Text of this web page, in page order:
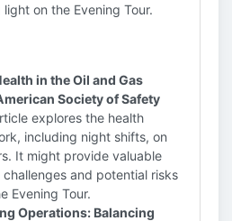
on the Evening Tour.
in the Oil and Gas
Society of Safety
explores the health
including night shifts, on
It might provide valuable
and potential risks
Evening Tour.
Operations: Balancing